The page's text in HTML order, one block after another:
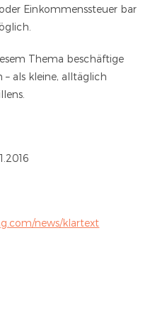
Einkommenssteuer bar
Thema beschäftige
– als kleine, alltäglich
news/klartext